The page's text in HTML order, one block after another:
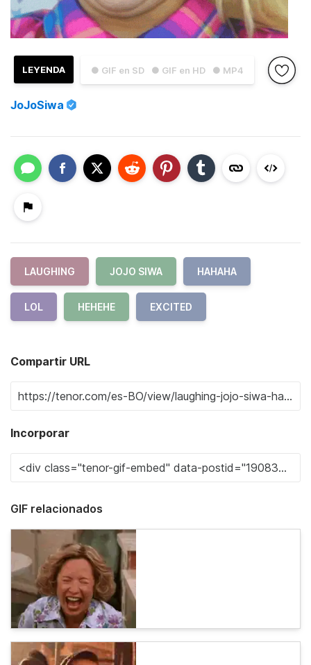
● GIF en SD ● GIF en HD ● MP4
LEYENDA
JoJoSiwa
LAUGHING JOJO SIWA HAHAHA
LOL HEHEHE EXCITED
Compartir URL
Incorporar
GIF relacionados